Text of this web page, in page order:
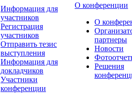
Информация для
участников
Регистрация
участников
Отправить тезис
выступления
Информация для
докладчиков
Участники
конференции
О конференции
О
партнеры
Новости
Решения